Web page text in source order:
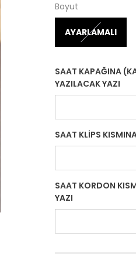
Boyut
AYARLAMALI
SAAT KAPAĞINA
YAZILACAK YAZI
SAAT KLİPS
SAAT KORDON
YAZI